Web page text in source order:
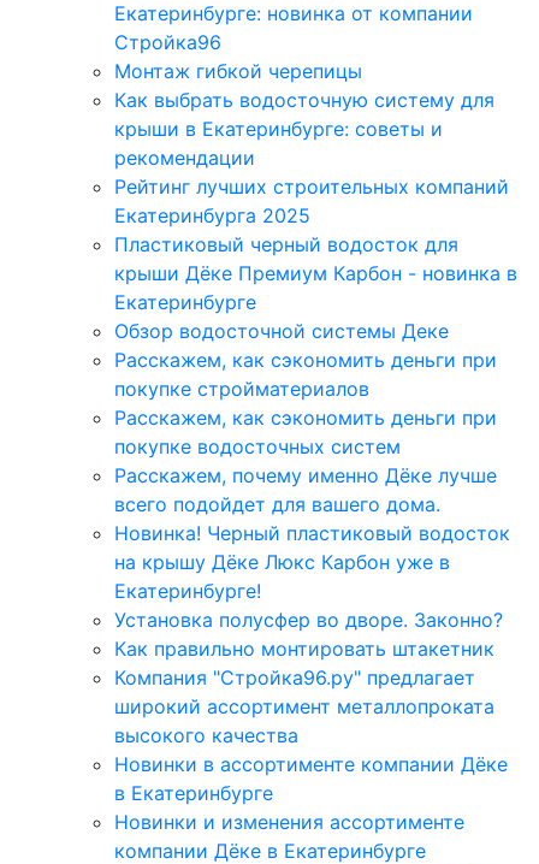
Екатеринбурге: новинка от компании
Стройка96
Монтаж гибкой черепицы
Как выбрать водосточную систему для
крыши в Екатеринбурге: советы и
рекомендации
Рейтинг лучших строительных компаний
Екатеринбурга 2025
Пластиковый черный водосток для
крыши Дёке Премиум Карбон - новинка в
Екатеринбурге
Обзор водосточной системы Деке
Расскажем, как сэкономить деньги при
покупке стройматериалов
Расскажем, как сэкономить деньги при
покупке водосточных систем
Расскажем, почему именно Дёке лучше
всего подойдет для вашего дома.
Новинка! Черный пластиковый водосток
на крышу Дёке Люкс Карбон уже в
Екатеринбурге!
Установка полусфер во дворе. Законно?
Как правильно монтировать штакетник
Компания "Стройка96.ру" предлагает
широкий ассортимент металлопроката
высокого качества
Новинки в ассортименте компании Дёке
в Екатеринбурге
Новинки и изменения ассортименте
компании Дёке в Екатеринбурге